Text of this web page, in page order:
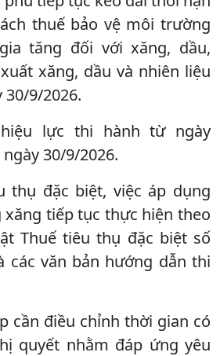
thuế bảo vệ môi trường
tăng đối với xăng, dầu,
xăng, dầu và nhiên liệu
30/9/2026.
lực thi hành từ ngày
30/9/2026.
thụ đặc biệt, việc áp dụng
tiếp tục thực hiện theo
Thuế tiêu thụ đặc biệt số
các văn bản hướng dẫn thi
cần điều chỉnh thời gian có
quyết nhằm đáp ứng yêu